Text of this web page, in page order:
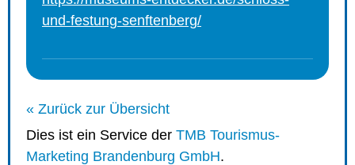
und-festung-senftenberg/
« Zurück zur Übersicht
Dies ist ein Service der TMB Tourismus-
Marketing Brandenburg GmbH.